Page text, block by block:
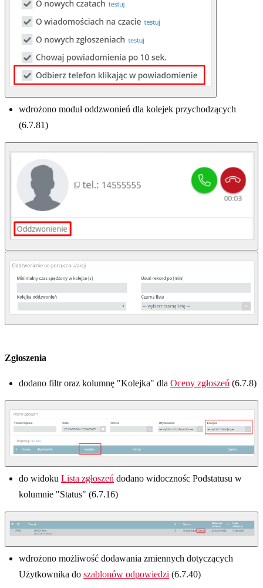
wdrożono moduł oddzwonień dla kolejek przychodzących
(6.7.81)
Zgłoszenia
dodano filtr oraz kolumnę "Kolejka" dla Oceny zgłoszeń (6.7.8)
do widoku Lista zgłoszeń dodano widocznośc Podstatusu w
kolumnie "Status" (6.7.16)
wdrożono możliwość dodawania zmiennych dotyczących
Użytkownika do szablonów odpowiedzi (6.7.40)